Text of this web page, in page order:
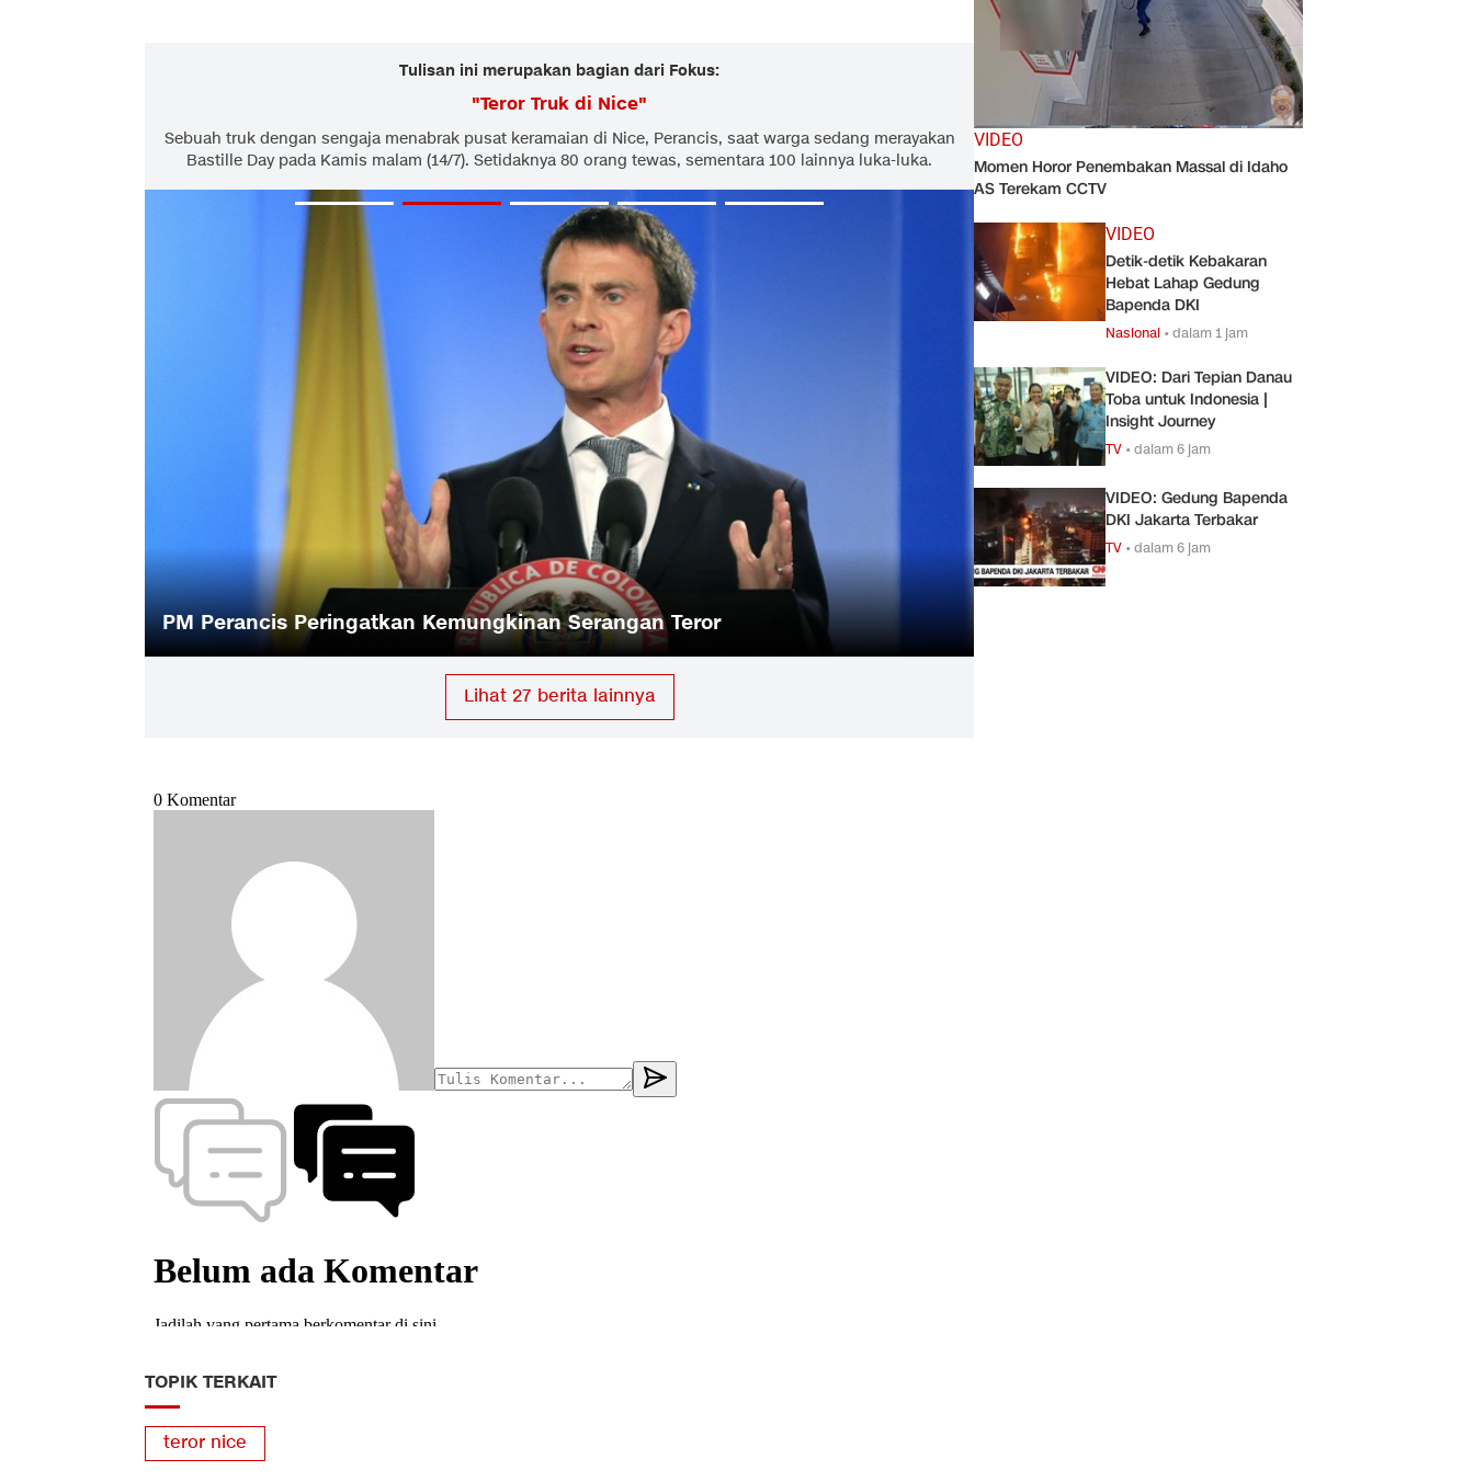
Tulisan ini merupakan bagian dari Fokus:
"Teror Truk di Nice"
Sebuah truk dengan sengaja menabrak pusat keramaian di Nice, Perancis, saat warga sedang merayakan
Bastille Day pada Kamis malam (14/7). Setidaknya 80 orang tewas, sementara 100 lainnya luka-luka.
PM Perancis Peringatkan Kemungkinan Serangan Teror
Lihat 27 berita lainnya
TOPIK TERKAIT
teror nice
VIDEO
Momen Horor Penembakan Massal di Idaho
AS Terekam CCTV
VIDEO
Detik-detik Kebakaran
Hebat Lahap Gedung
Bapenda DKI
Nasional •dalam 1 jam
VIDEO: Dari Tepian Danau
Toba untuk Indonesia |
Insight Journey
TV •dalam 6 jam
VIDEO: Gedung Bapenda
DKI Jakarta Terbakar
TV •dalam 6 jam